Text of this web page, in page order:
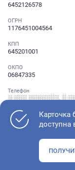
6452126578
ОГРН
1176451004564
КПП
645201001
ОКПО
06847335
Телефон
░ ░░░ ░░░░░░░, ░
Проверьте
Карточка
доступна